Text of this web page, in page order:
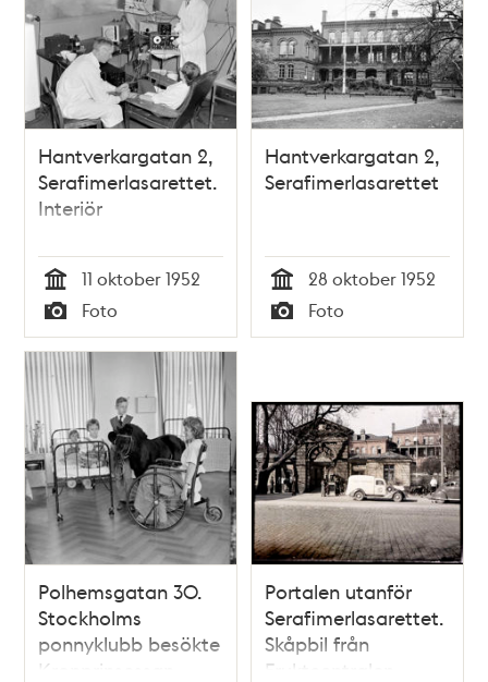
Hantverkargatan 2,
Serafimerlasarettet.
Interiör
Tid
11 oktober 1952
Typ
Foto
Hantverkargatan 2,
Serafimerlasarettet
Tid
28 oktober 1952
Typ
Foto
Polhemsgatan 30.
Stockholms
ponnyklubb besökte
Kronprinsessan
Portalen utanför
Serafimerlasarettet.
Skåpbil från
Fruktcentralen